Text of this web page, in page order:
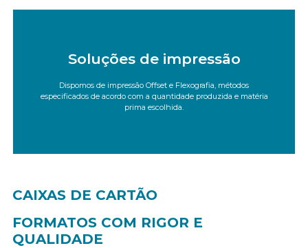
Soluções de impressão
Dispomos de impressão Offset e Flexografia, métodos
especificados de acordo com a quantidade produzida e matéria
prima escolhida.
Os nossos recursos
A escolha ideal para as suas caixas.
Saiba mais
CAIXAS DE CARTÃO
FORMATOS COM RIGOR E
QUALIDADE